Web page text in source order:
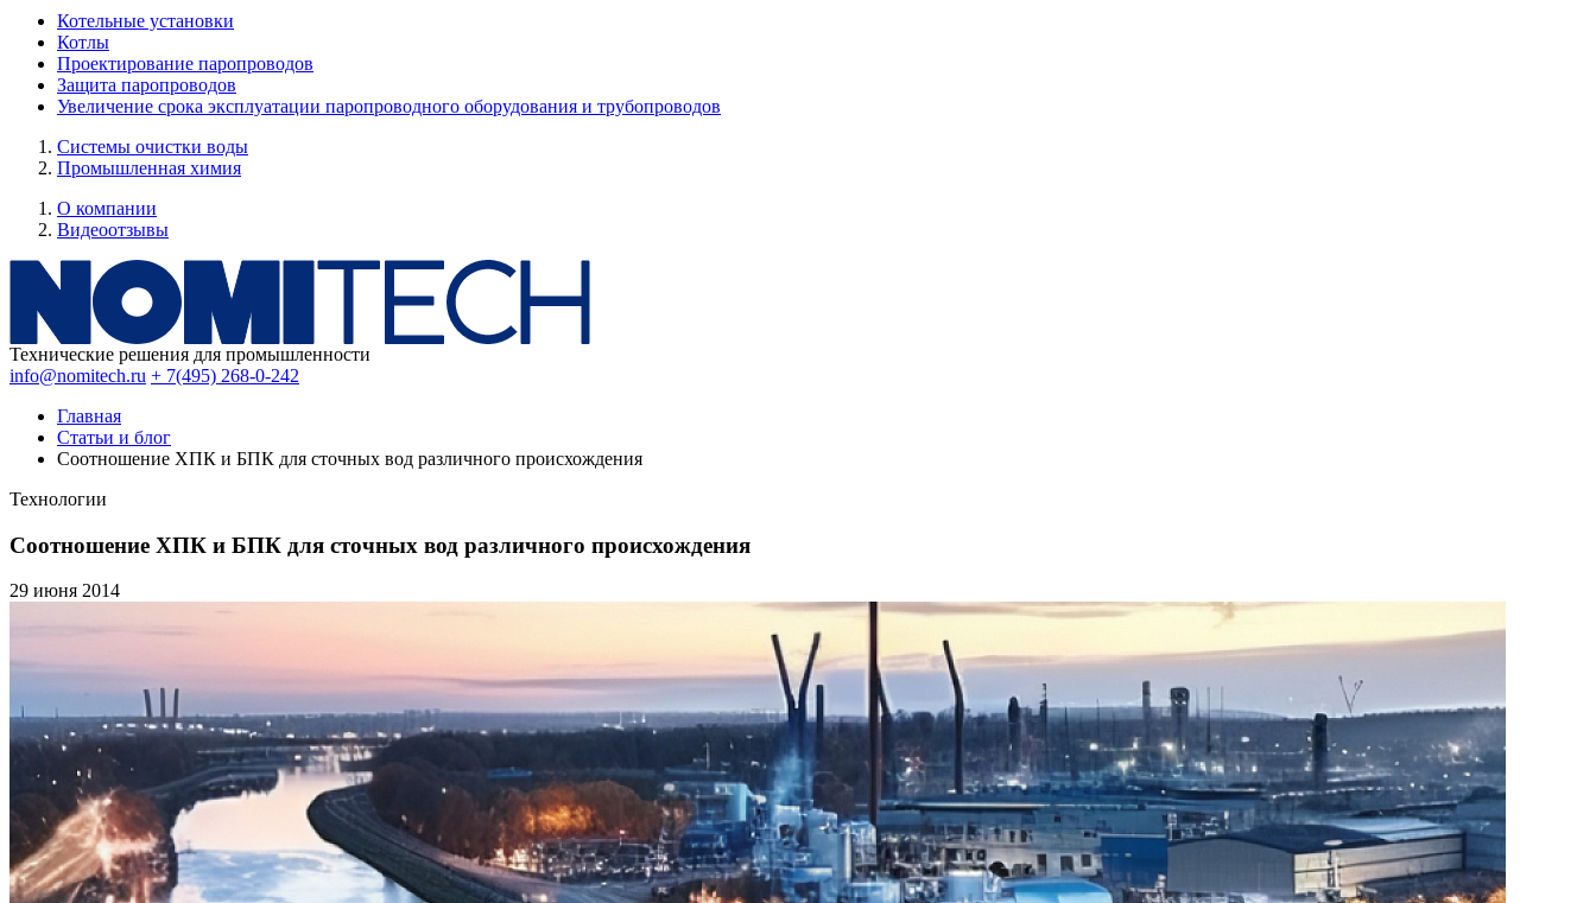
Котельные установки
Котлы
Проектирование паропроводов
Защита паропроводов
Увеличение срока эксплуатации паропроводного оборудования и трубопроводов
Системы очистки воды
Промышленная химия
О компании
Видеоотзывы
Технические решения для промышленности
info@nomitech.ru + 7(495) 268-0-242
Главная
Статьи и блог
Соотношение ХПК и БПК для сточных вод различного происхождения
Технологии
Соотношение ХПК и БПК для сточных вод различного происхождения
29 июня 2014